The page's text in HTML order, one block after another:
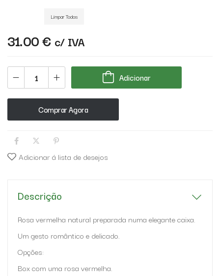
Limpar Todos
31.00€ c/ IVA
Adicionar
Comprar Agora
Adicionar á lista de desejos
Descrição
Rosa vermelha natural preparada numa elegante caixa.
Um gesto romântico e delicado.
Opções:
Box com uma rosa vermelha.